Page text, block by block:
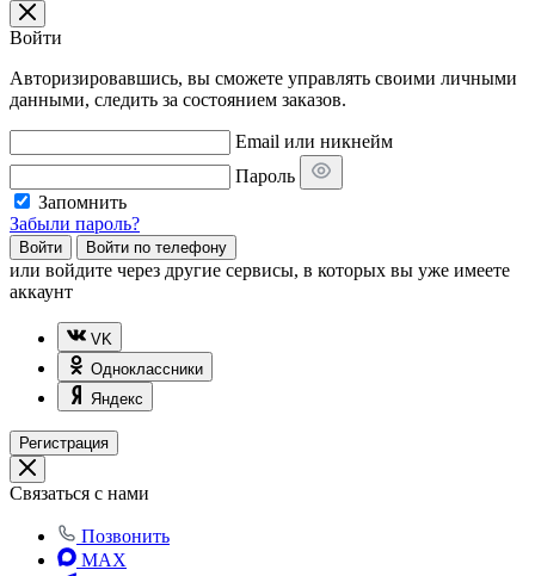
Войти
Авторизировавшись, вы сможете управлять своими личными
данными, следить за состоянием заказов.
Email или никнейм
Пароль
Запомнить
Забыли пароль?
Войти Войти по телефону
или войдите через другие сервисы, в которых вы уже имеете
аккаунт
VK
Одноклассники
Яндекс
Регистрация
Связаться с нами
Позвонить
MAX